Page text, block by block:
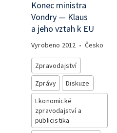
Konec ministra
Vondry — Klaus
a jeho vztah k EU
Vyrobeno 2012 • Česko
Zpravodajství
Zprávy
Diskuze
Ekonomické
zpravodajství a
publicistika